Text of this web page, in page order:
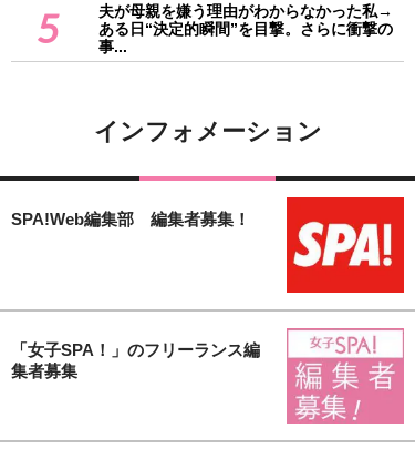
5
夫が母親を嫌う理由がわからなかった私→
ある日“決定的瞬間”を目撃。さらに衝撃の
事...
インフォメーション
SPA!Web編集部 編集者募集！
「女子SPA！」のフリーランス編
集者募集